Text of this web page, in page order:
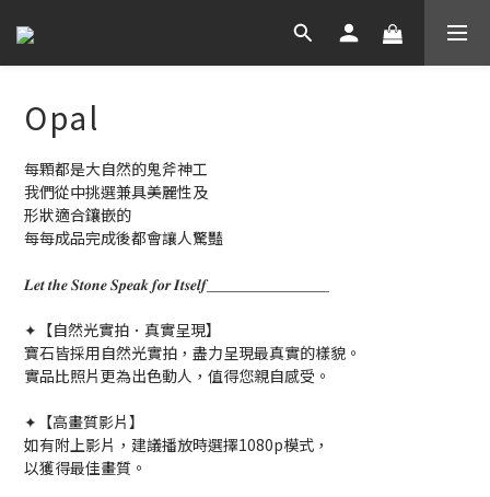
Opal
每顆都是大自然的鬼斧神工
我們從中挑選兼具美麗性及
形狀適合鑲嵌的
每每成品完成後都會讓人驚豔
𝑳𝒆𝒕 𝒕𝒉𝒆 𝑺𝒕𝒐𝒏𝒆 𝑺𝒑𝒆𝒂𝒌 𝒇𝒐𝒓 𝑰𝒕𝒔𝒆𝒍𝒇＿＿＿＿＿＿＿＿
✦【自然光實拍．真實呈現】
寶石皆採用自然光實拍，盡力呈現最真實的樣貌。
實品比照片更為出色動人，值得您親自感受。
✦【高畫質影片】
如有附上影片，建議播放時選擇1080p模式，
以獲得最佳畫質。